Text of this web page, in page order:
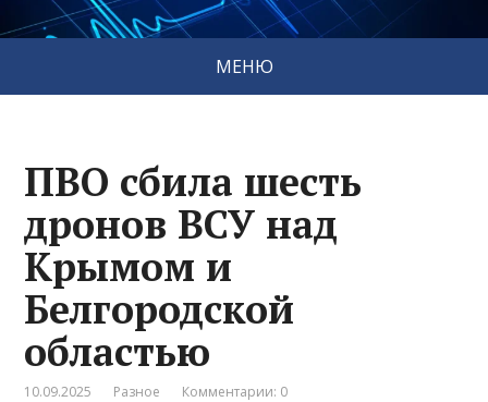
МЕНЮ
ПВО сбила шесть
дронов ВСУ над
Крымом и
Белгородской
областью
10.09.2025 Разное Комментарии: 0